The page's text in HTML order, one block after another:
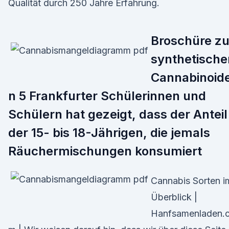
Qualität durch 250 Jahre Erfahrung.
Broschüre zu
n 5 Frankfurter Schülerinnen und
Schülern hat gezeigt, dass der Anteil
der 15- bis 18-Jährigen, die jemals
Räuchermischungen konsumiert
Cannabis Sorten
Überblick |